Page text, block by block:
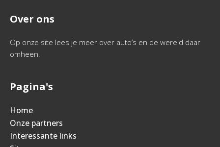
Over ons
Op onze site lees je meer over auto’s en de wereld daar
omheen.
Pagina's
Home
Onze partners
Interessante links